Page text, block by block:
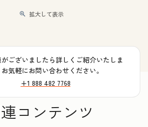
拡大して表示
ございましたら詳しくご紹介いたしま
気軽にお問い合わせください。
+1 888 482 7768
コンテンツ